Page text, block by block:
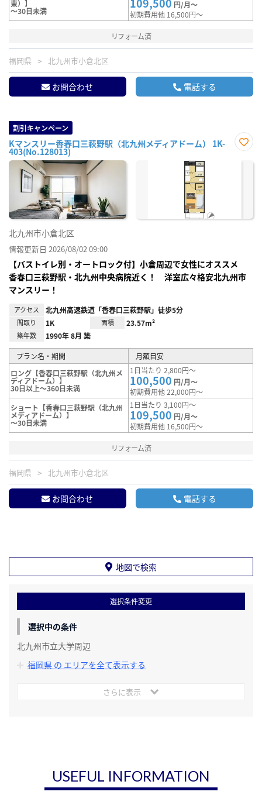
東）】
～30日未満
円/月～
初期費用他 16,500円～
リフォーム済
福岡県 北九州市小倉北区
お問合わせ 電話する
割引キャンペーン
Kマンスリー香春口三萩野駅（北九州メディアドーム） 1K-
403(No.128013)
に入
北九州市小倉北区
情報更新日 2026/08/02 09:00
【バストイレ別・オートロック付】小倉周辺で女性にオススメ
香春口三萩野駅・北九州中央病院近く！ 洋室広々格安北九州市
マンスリー！
アクセス 北九州高速鉄道「香春口三萩野駅」徒歩5分
間取り 1K 面積 23.57m²
築年数 1990年 8月 築
プラン名・期間
月額目安
ロング【香春口三萩野駅（北九州メ
ディアドーム）】
30日以上～360日未満
1日当たり 2,800円～
100,500 円/月～
初期費用他 22,000円～
ショート【香春口三萩野駅（北九州
メディアドーム）】
～30日未満
1日当たり 3,100円～
109,500 円/月～
初期費用他 16,500円～
リフォーム済
福岡県 北九州市小倉北区
お問合わせ 電話する
地図で検索
選択条件変更
選択中の条件
北九州市立大学周辺
福岡県 の エリアを全て表示する
さらに表示
USEFUL INFORMATION